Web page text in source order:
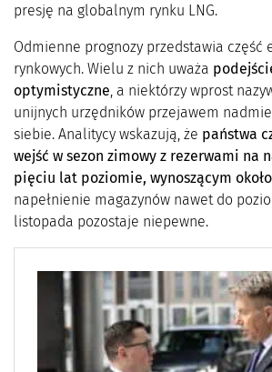
presję na globalnym rynku LNG.
Odmienne prognozy przedstawia część
rynkowych. Wielu z nich uważa
optymistyczne, a niektórzy wprost
unijnych urzędników przejawem
siebie. Analitycy wskazują, że państwa
wejść w sezon zimowy z rezerwami na
pięciu lat poziomie, wynoszącym około
napełnienie magazynów nawet do
listopada pozostaje niepewne.